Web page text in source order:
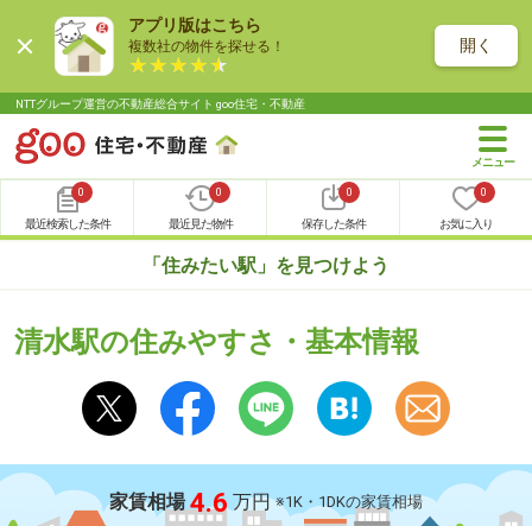
アプリ版はこちら
複数社の物件を探せる！ 開く
NTTグループ運営の不動産総合サイト goo住宅・不動産
0
最近検索した条件
0
最近見た物件
0
保存した条件
0
お気に入り
「住みたい駅」を見つけよう
清水駅の住みやすさ・基本情報
家賃相場 4.6 万円 ※1K・1DKの家賃相場